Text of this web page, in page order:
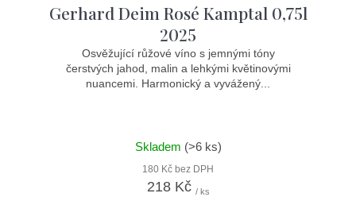
Gerhard Deim Rosé Kamptal 0,75l
2025
Osvěžující růžové víno s jemnými tóny
čerstvých jahod, malin a lehkými květinovými
nuancemi. Harmonický a vyvážený...
Skladem (>6 ks)
180 Kč bez DPH
218 Kč / ks